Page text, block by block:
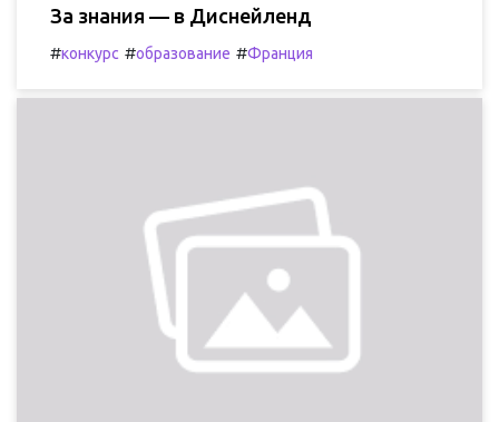
За знания — в Диснейленд
#конкурс #образование #Франция